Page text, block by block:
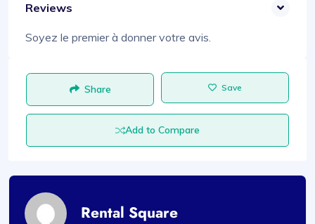
Reviews
Soyez le premier à donner votre avis.
Share Save
Add to Compare
Rental Square